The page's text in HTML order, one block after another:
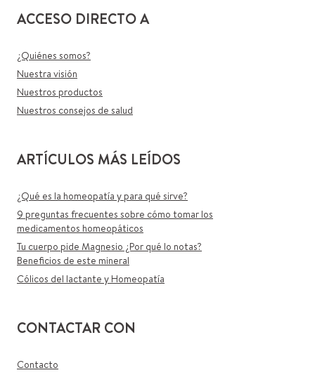
ACCESO DIRECTO A
¿Quiénes somos?
Nuestra visión
Nuestros productos
Nuestros consejos de salud
ARTÍCULOS MÁS LEÍDOS
¿Qué es la homeopatía y para qué sirve?
9 preguntas frecuentes sobre cómo tomar los
medicamentos homeopáticos
Tu cuerpo pide Magnesio ¿Por qué lo notas?
Beneficios de este mineral
Cólicos del lactante y Homeopatía
CONTACTAR CON
Contacto